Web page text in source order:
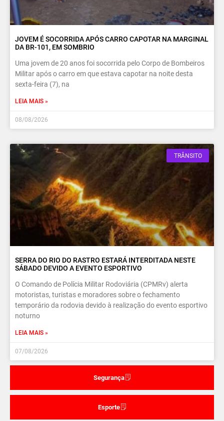
Segurança
Esporte
JOVEM É SOCORRIDA APÓS CARRO CAPOTAR NA MARGINAL
DA BR-101, EM SOMBRIO
Uma jovem de 20 anos foi socorrida pelo Corpo de Bombeiros
Militar após o carro em que estava capotar na noite desta
sexta-feira (7), na
LEIA MAIS »
08/08/2026
TRÂNSITO
SERRA DO RIO DO RASTRO ESTARÁ INTERDITADA NESTE
SÁBADO DEVIDO A EVENTO ESPORTIVO
O Comando de Polícia Militar Rodoviária (CPMRv) alerta
motoristas, turistas e moradores sobre o fechamento
temporário da rodovia devido à realização do evento esportivo
noturno
LEIA MAIS »
07/08/2026